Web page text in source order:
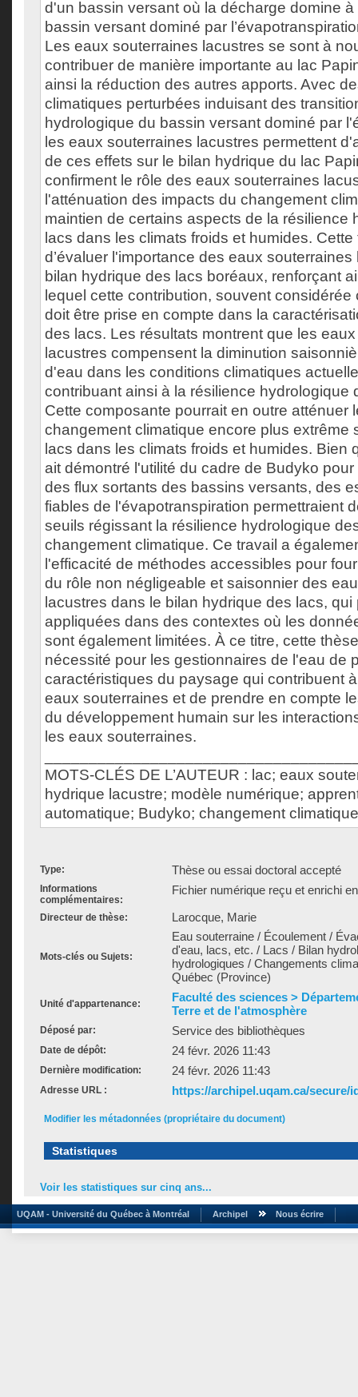
d'un bassin versant où la décharge domine
bassin versant dominé par
Les eaux souterraines lacustres se sont à
contribuer de manière importante au lac
ainsi la réduction des autres apports. Avec
climatiques perturbées induisant des
hydrologique du bassin versant dominé par
les eaux souterraines lacustres permettent
de ces effets sur le bilan hydrique du lac
confirment le rôle des eaux souterraines
l'atténuation des impacts du changement
maintien de certains aspects de la résilience
lacs dans les climats froids et humides.
d’évaluer l'importance des eaux
bilan hydrique des lacs boréaux, renforçant
lequel cette contribution, souvent
doit être prise en compte dans la
des lacs. Les résultats montrent que les
lacustres compensent la diminution
d'eau dans les conditions climatiques
contribuant ainsi à la résilience hydrologique
Cette composante pourrait en outre atténuer
changement climatique encore plus extrême
lacs dans les climats froids et humides. Bien
ait démontré l'utilité du cadre de Budyko pour
des flux sortants des bassins versants, des
fiables de l'évapotranspiration permettraient
seuils régissant la résilience hydrologique
changement climatique. Ce travail a
l'efficacité de méthodes accessibles pour
du rôle non négligeable et saisonnier des
lacustres dans le bilan hydrique des lacs, qui
appliquées dans des contextes où les
sont également limitées. À ce titre, cette
nécessité pour les gestionnaires de l'eau de
caractéristiques du paysage qui contribuent
eaux souterraines et de prendre en compte
du développement humain sur les
les eaux souterraines.
MOTS-CLÉS DE L’AUTEUR : lac; eaux
hydrique lacustre; modèle numérique;
automatique; Budyko; changement
Type: Thèse ou essai doctoral accepté
Informations
complémentaires:
Fichier numérique reçu et enrichi
Directeur de thèse: Larocque, Marie
Mots-clés ou Sujets:
Eau souterraine / Écoulement /
d'eau, lacs, etc. / Lacs / Bilan
hydrologiques / Changements
Québec (Province)
Unité d'appartenance:
Faculté des sciences >
Terre et de l'atmosphère
Déposé par: Service des bibliothèques
Date de dépôt: 24 févr. 2026 11:43
Dernière modification: 24 févr. 2026 11:43
Adresse URL : https://archipel.uqam.ca/secure/
Modifier les métadonnées (propriétaire du document)
Statistiques
Voir les statistiques sur cinq ans...
UQAM - Université du Québec à Montréal Archipel Nous écrire